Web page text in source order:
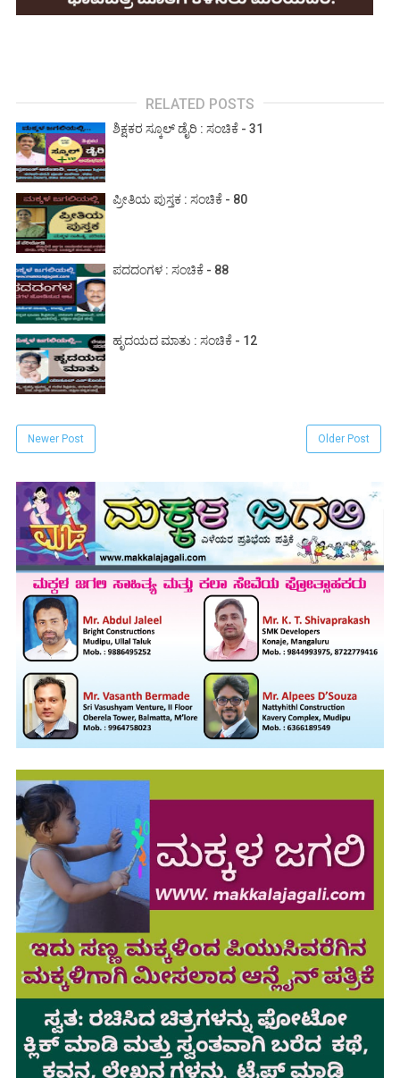
RELATED POSTS
ಶಿಕ್ಷಕರ ಸ್ಕೂಲ್ ಡೈರಿ : ಸಂಚಿಕೆ - 31
ಪ್ರೀತಿಯ ಪುಸ್ತಕ : ಸಂಚಿಕೆ - 80
ಪದದಂಗಳ : ಸಂಚಿಕೆ - 88
ಹೃದಯದ ಮಾತು : ಸಂಚಿಕೆ - 12
Newer Post Older Post